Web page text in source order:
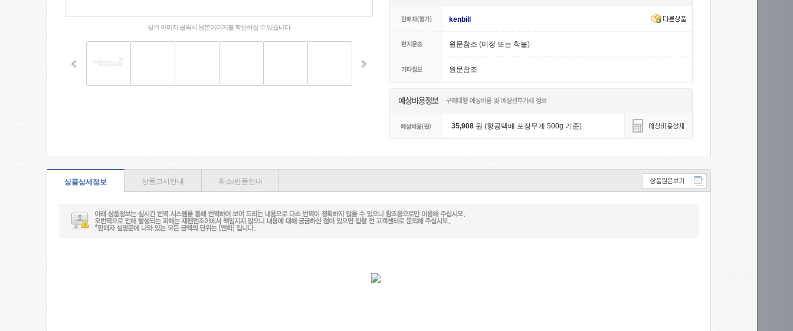
상위 이미지 클릭시 원본이미지를 확인하실 수 있습니다
kenbill
원문참조 (미정 또는 착불)
원문참조
35,908 원 (항공택배 포장무게 500g 기준)
상품상세정보 상품고시안내 취소/반품안내